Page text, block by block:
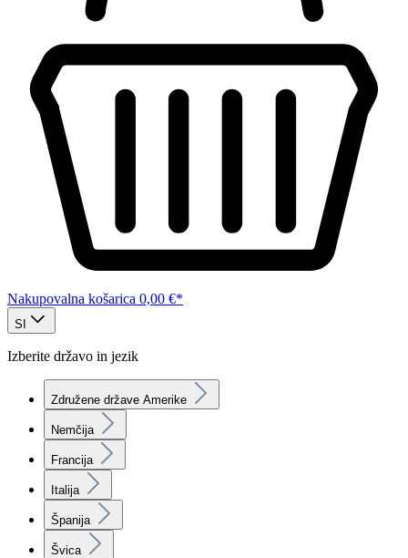
Nakupovalna košarica 0,00 €*
SI
Izberite državo in jezik
Združene države Amerike
Nemčija
Francija
Italija
Španija
Švica